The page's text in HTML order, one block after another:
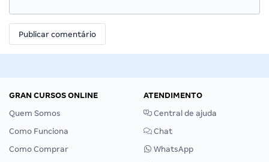
GRAN CURSOS ONLINE
Quem Somos
Como Funciona
Como Comprar
ATENDIMENTO
Central de ajuda
Chat
WhatsApp